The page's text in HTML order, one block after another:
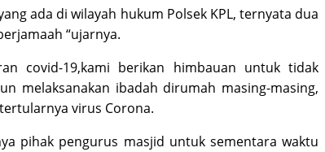
ada di wilayah hukum Polsek KPL, ternyata dua
“ujarnya.
covid-19,kami berikan himbauan untuk tidak
melaksanakan ibadah dirumah masing-masing,
virus Corona.
pihak pengurus masjid untuk sementara waktu